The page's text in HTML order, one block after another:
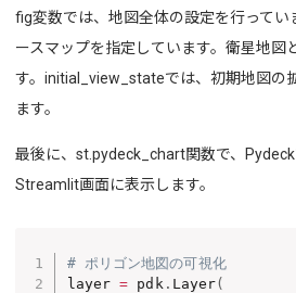
fig変数では、地図全体の設定を行って
ースマップを指定しています。衛星地図
す。initial_view_stateでは、初期地図の
ます。
最後に、st.pydeck_chart関数で、
Streamlit画面に表示します。
# ポリゴン地図の可視化
layer = pdk . Layer(